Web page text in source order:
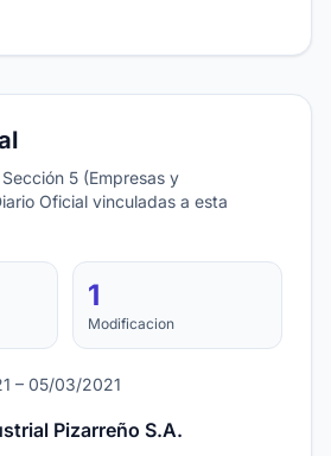
5 (Empresas y
Oficial vinculadas a esta
1
Modificacion
– 05/03/2021
Pizarreño S.A.